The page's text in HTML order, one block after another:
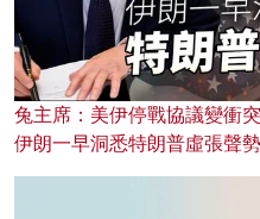
兔主席：美伊停戰協議變衝
伊朗一早洞悉特朗普虛張聲